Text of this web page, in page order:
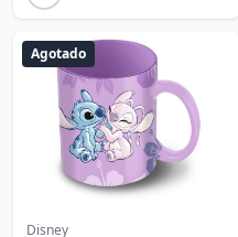
Agotado
Disney